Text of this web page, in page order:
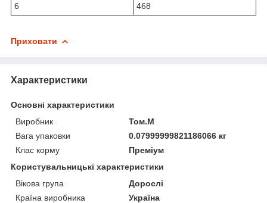
6
468
Приховати
Характеристики
Основні характеристики
Виробник
Том.М
Вага упаковки
0.07999999821186066 кг
Клас корму
Преміум
Користувальницькі характеристики
Вікова група
Дорослі
Країна виробника
Україна